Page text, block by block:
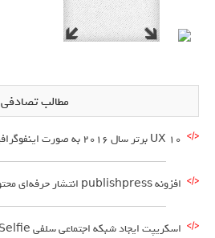
مطالب تصادفی
10 UX برتر سال 2016 به صورت اینفوگرافیک
افزونه publishpress انتشار حرفه‌ای محتوای وردپرس
اسکریپت ایجاد شبکه اجتماعی سلفی Selfie